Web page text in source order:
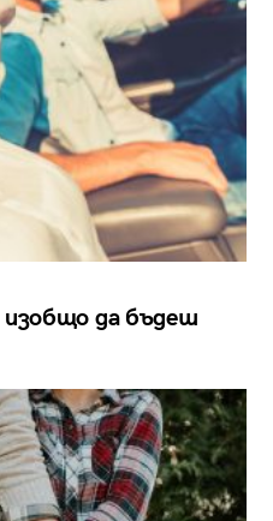
изобщо да бъдеш